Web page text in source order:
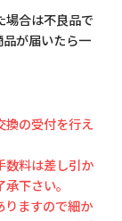
場合は不良品で
が届いたら一
換の受付を行え
数料は差し引か
下さい。
りますので細か